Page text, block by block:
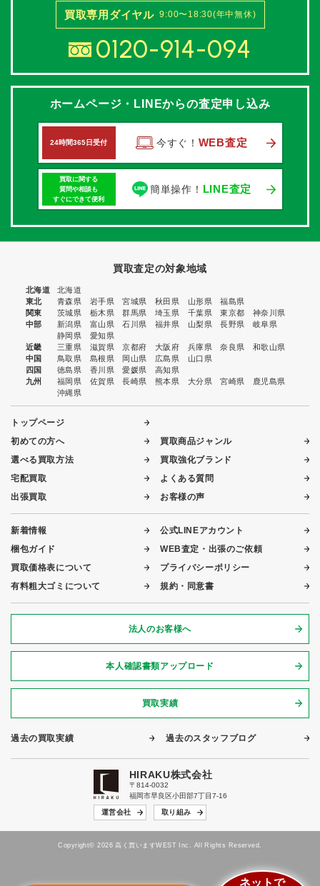
買取専用ダイヤル 9:00〜18:30(年中無休)
0120-914-094
ホームページ・LINEからの査定申し込み
24時間365日受付 今すぐ！ WEB査定
買取に関する
質問や相談も
すぐにできて便利
簡単操作！ LINE査定
ネットで
買取査定の対象地域
北海道
北海道
東北
青森県 岩手県 宮城県 秋田県 山形県
福島県
関東
茨城県 栃木県 群馬県 埼玉県 千葉県 東京都
神奈川県
中部
新潟県 富山県 石川県 福井県 山梨県 長野県
岐阜県
静岡県
愛知県
近畿
三重県 滋賀県 京都府 大阪府 兵庫県 奈良県
和歌山県
中国
鳥取県 島根県 岡山県 広島県
山口県
四国
徳島県 香川県 愛媛県
高知県
九州
福岡県 佐賀県 長崎県 熊本県 大分県 宮崎県
鹿児島県
沖縄県
トップページ
初めての方へ
選べる買取方法
宅配買取
出張買取
買取商品ジャンル
買取強化ブランド
よくある質問
お客様の声
新着情報
梱包ガイド
買取価格表について
有料粗大ゴミについて
公式LINEアカウント
WEB査定・出張のご依頼
プライバシーポリシー
規約・同意書
法人のお客様へ
本人確認書類アップロード
買取実績
過去の買取実績 過去のスタッフブログ
HIRAKU株式会社
〒814-0032
福岡市早良区小田部7丁目7-16
運営会社 取り組み
Copyright© 2026 高く買いますWEST Inc. All Rights Reserved.